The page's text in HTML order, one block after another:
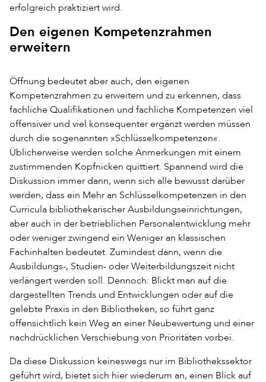
erfolgreich praktiziert wird.
Den eigenen Kompetenzrahmen
erweitern
Öffnung bedeutet aber auch, den eigenen
Kompetenzrahmen zu erweitern und zu erkennen, dass
fachliche Qualifikationen und fachliche Kompetenzen viel
offensiver und viel konsequenter ergänzt werden müssen
durch die sogenannten »Schlüsselkompetenzen«.
Üblicherweise werden solche Anmerkungen mit einem
zustimmenden Kopfnicken quittiert. Spannend wird die
Diskussion immer dann, wenn sich alle bewusst darüber
werden, dass ein Mehr an Schlüsselkompetenzen in den
Curricula bibliothekarischer Ausbildungseinrichtungen,
aber auch in der betrieblichen Personalentwicklung mehr
oder weniger zwingend ein Weniger an klassischen
Fachinhalten bedeutet. Zumindest dann, wenn die
Ausbildungs-, Studien- oder Weiterbildungszeit nicht
verlängert werden soll. Dennoch: Blickt man auf die
dargestellten Trends und Entwicklungen oder auf die
gelebte Praxis in den Bibliotheken, so führt ganz
offensichtlich kein Weg an einer Neubewertung und einer
nachdrücklichen Verschiebung von Prioritäten vorbei.
Da diese Diskussion keineswegs nur im Bibliothekssektor
geführt wird, bietet sich hier wiederum an, einen Blick auf